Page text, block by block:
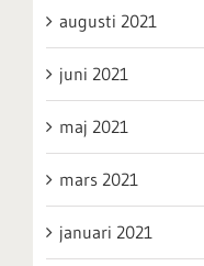
augusti 2021
juni 2021
maj 2021
mars 2021
januari 2021